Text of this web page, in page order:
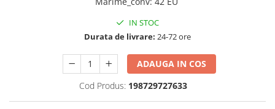
IN STOC
Durata de livrare: 24-72 ore
ADAUGA IN COS
Cod Produs: 198729727633